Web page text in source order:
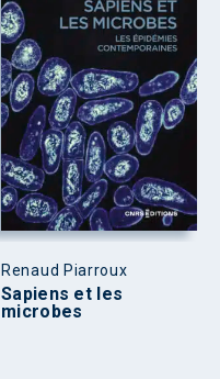
Renaud Piarroux
Sapiens et les
microbes